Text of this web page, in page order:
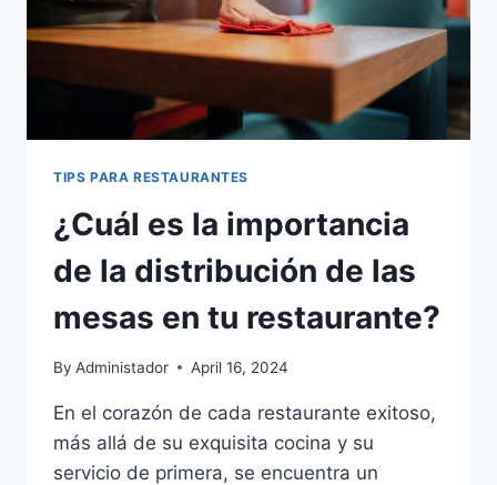
TIPS PARA RESTAURANTES
¿Cuál es la importancia
de la distribución de las
mesas en tu restaurante?
By Administador April 16, 2024
En el corazón de cada restaurante exitoso,
más allá de su exquisita cocina y su
servicio de primera, se encuentra un